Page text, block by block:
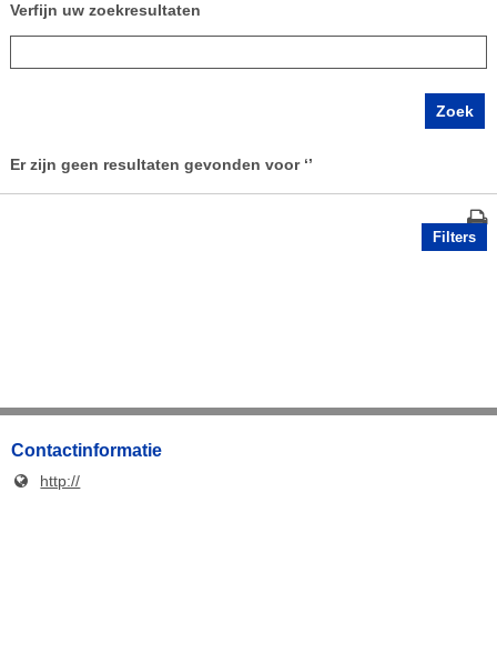
Verfijn uw zoekresultaten
Er zijn geen resultaten gevonden voor ‘’
Filters
Contactinformatie
http://